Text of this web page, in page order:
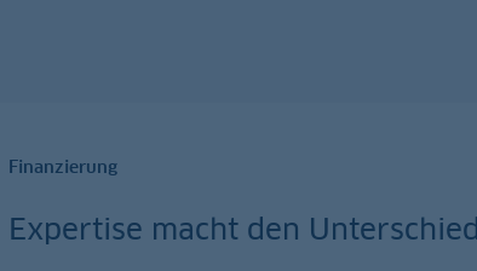
Finanzierung
Expertise macht den Unterschied